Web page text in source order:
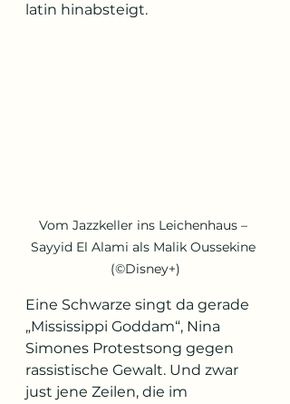
latin hinabsteigt.
Vom Jazzkeller ins Leichenhaus –
Sayyid El Alami als Malik Oussekine
(©Disney+)
Eine Schwarze singt da gerade
„Mississippi Goddam“, Nina
Simones Protestsong gegen
rassistische Gewalt. Und zwar
just jene Zeilen, die im